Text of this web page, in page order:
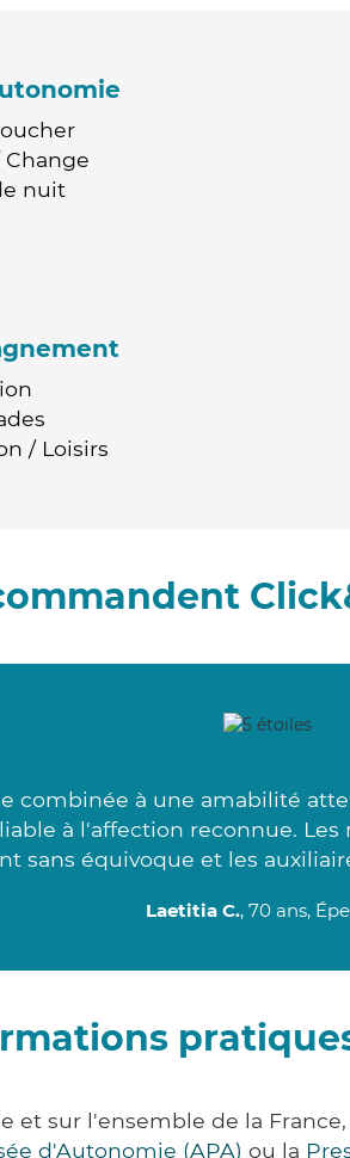
nuit
/ Loisirs
combinée à une amabilité
à l'affection reconnue.
sans équivoque et les
Laetitia C., 70 ans,
et sur l'ensemble de la
d'Autonomie (APA) ou la